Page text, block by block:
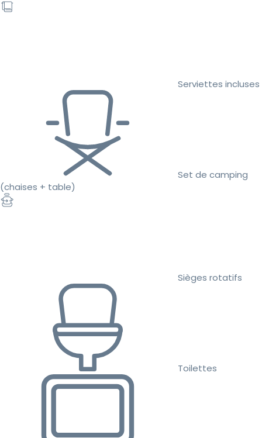
Serviettes incluses
Set de camping
(chaises + table)
Sièges rotatifs
Toilettes